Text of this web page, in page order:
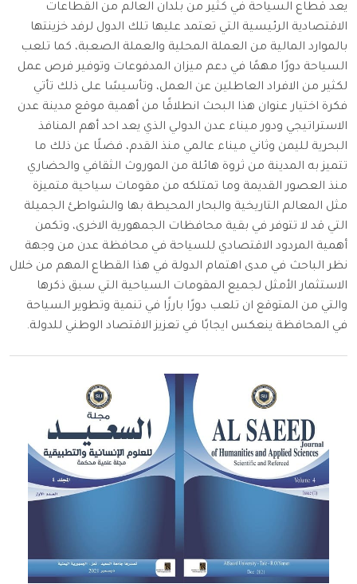
يعد قطاع السياحة في كثير من بلدان العالم من القطاعات
الاقتصادية الرئيسية التي تعتمد عليها تلك الدول لرفد خزينتها
بالموارد المالية من العملة المحلية والعملة الصعبة، كما تلعب
السياحة دورًا مهمًا في دعم ميزان المدفوعات وتوفير فرص عمل
لكثير من الافراد العاطلين عن العمل، وتأسيسًا على ذلك تأتي
فكرة اختيار عنوان هذا البحث انطلاقًا من أهمية موقع مدينة عدن
الاستراتيجي ودور ميناء عدن الدولي الذي يعد احد أهم المنافذ
البحرية لليمن وثاني ميناء عالمي منذ القدم، فضلًا عن ذلك ما
تتميز به المدينة من ثروة هائلة من الموروث الثقافي والحضاري
منذ العصور القديمة وما تمتلكه من مقومات سياحية متميزة
مثل المعالم التاريخية والبحار المحيطة بها والشواطئ الجميلة
التي قد لا تتوفر في بقية محافظات الجمهورية الاخرى، وتكمن
أهمية المردود الاقتصادي للسياحة في محافظة عدن من وجهة
نظر الباحث في مدى اهتمام الدولة في هذا القطاع المهم من خلال
الاستثمار الأمثل لجميع المقومات السياحية التي سبق ذكرها
والتي من المتوقع ان تلعب دورًا بارزًا في تنمية وتطوير السياحة
في المحافظة ينعكس ايجابًا في تعزيز الاقتصاد الوطني للدولة.